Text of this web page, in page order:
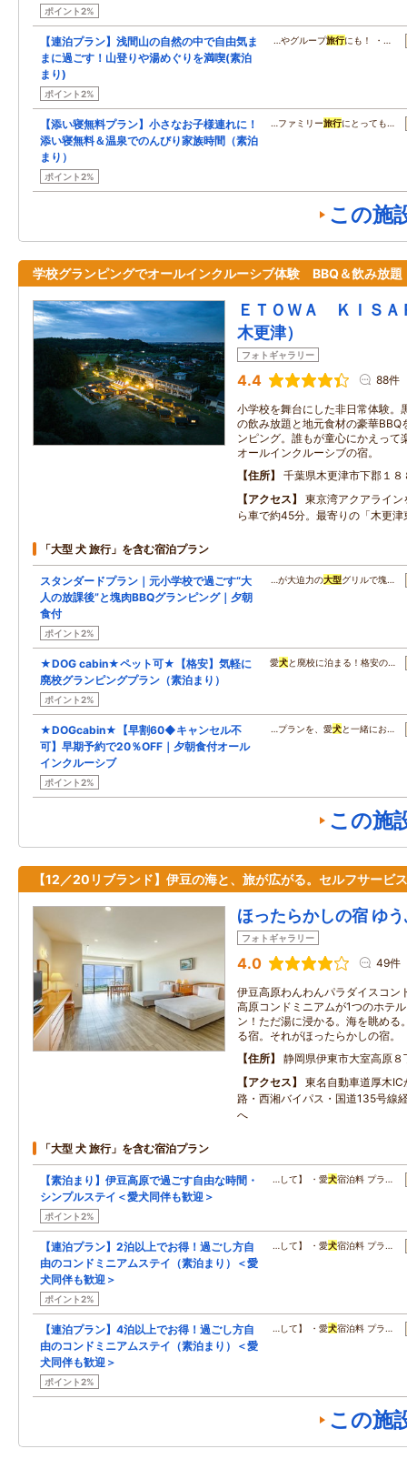
ポイント2%
【連泊プラン】浅間山の自然の中で自由気ま
まに過ごす！山登りや湯めぐりを満喫(素泊
まり)
ポイント2%
…やグループ旅行にも！ ・…
【添い寝無料プラン】小さなお子様連れに！
添い寝無料＆温泉でのんびり家族時間（素泊
まり）
ポイント2%
…ファミリー旅行にとっても…
この施
学校グランピングでオールインクルーシブ体験 BBQ＆飲み放題
ＥＴＯＷＡ ＫＩＳＡ
木更津）
フォトギャラリー
4.4 88件
小学校を舞台にした非日常体験。
の飲み放題と地元食材の豪華BBQ
ンピング。誰もが童心にかえって
オールインクルーシブの宿。
住所
千葉県木更津市下郡１８
アクセス
東京湾アクアライ
ら車で約45分。最寄りの「木更
「大型 犬 旅行」を含む宿泊プラン
スタンダードプラン｜元小学校で過ごす“大
人の放課後”と塊肉BBQグランピング｜夕朝
食付
ポイント2%
…が大迫力の大型グリルで塊…
★DOG cabin★ペット可★【格安】気軽に
廃校グランピングプラン（素泊まり）
ポイント2%
愛犬と廃校に泊まる！格安の…
★DOGcabin★【早割60◆キャンセル不
可】早期予約で20％OFF｜夕朝食付オール
インクルーシブ
ポイント2%
…プランを、愛犬と一緒にお…
この施
【12／20リブランド】伊豆の海と、旅が広がる。セルフサービ
ほったらかしの宿 ゆ
フォトギャラリー
4.0 49件
伊豆高原わんわんパラダイスコン
高原コンドミニアムが1つのホテ
ン！ただ湯に浸かる。海を眺める
る宿。それがほったらかしの宿。
住所
静岡県伊東市大室高原８
アクセス
東名自動車道厚木
路・西湘バイパス・国道135号線
へ
「大型 犬 旅行」を含む宿泊プラン
【素泊まり】伊豆高原で過ごす自由な時間・
シンプルステイ＜愛犬同伴も歓迎＞
ポイント2%
…して】 ・愛犬宿泊料 プラ…
【連泊プラン】2泊以上でお得！過ごし方自
由のコンドミニアムステイ（素泊まり）＜愛
犬同伴も歓迎＞
ポイント2%
…して】 ・愛犬宿泊料 プラ…
【連泊プラン】4泊以上でお得！過ごし方自
由のコンドミニアムステイ（素泊まり）＜愛
犬同伴も歓迎＞
ポイント2%
…して】 ・愛犬宿泊料 プラ…
この施